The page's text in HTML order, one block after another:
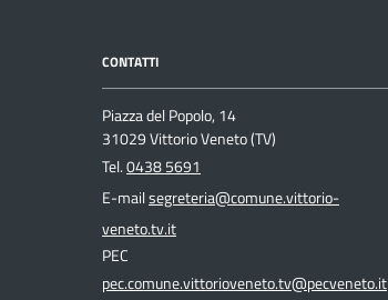
CONTATTI
Piazza del Popolo, 14
31029 Vittorio Veneto (TV)
Tel.0438 5691
E-mailsegreteria@comune.vittorio-
veneto.tv.it
PEC
pec.comune.vittorioveneto.tv@pecveneto.it